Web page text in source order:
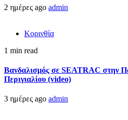
2 ημέρες ago admin
Κορινθία
1 min read
Βανδαλισμός σε SEATRAC στην
Περιγιαλίου (video)
3 ημέρες ago admin